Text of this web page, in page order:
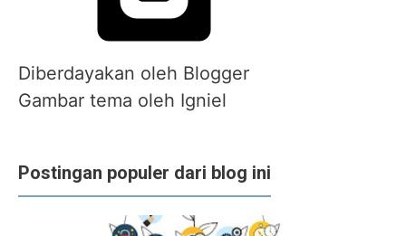
Diberdayakan oleh Blogger
Gambar tema oleh Igniel
Postingan populer dari blog ini